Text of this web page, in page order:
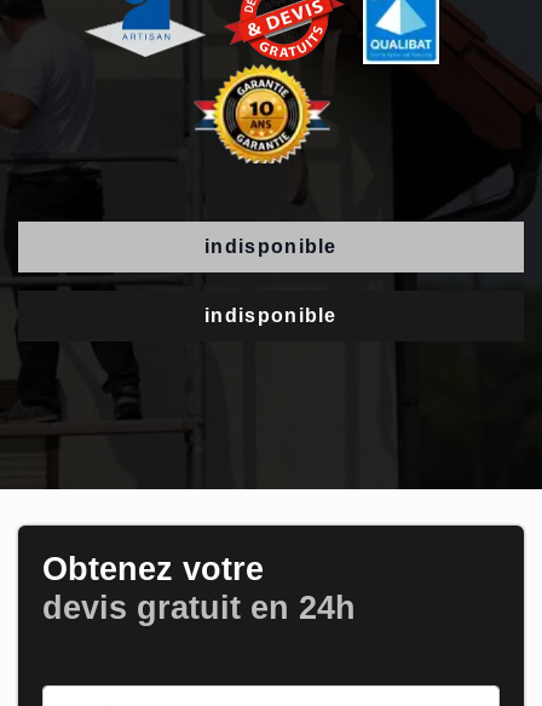
indisponible
indisponible
Obtenez votre
devis gratuit en 24h